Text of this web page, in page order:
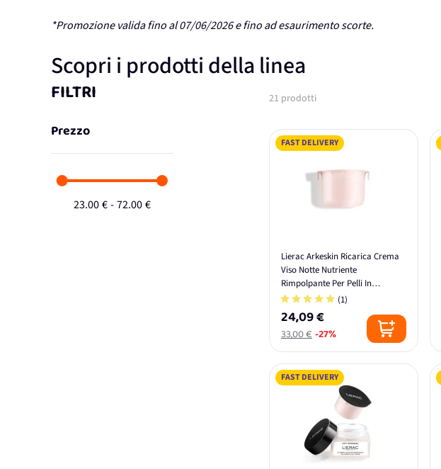
*Promozione valida fino al 07/06/2026 e fino ad esaurimento scorte.
Scopri i prodotti della linea
FILTRI
Prezzo
23.00€-72.00€
21 prodotti
FAST DELIVERY
Lierac Arkeskin Ricarica Crema
Viso Notte Nutriente
Rimpolpante Per Pelli In
Menopausa 50ml
(1)
24,09 €
33,00 €-27%
FAST DELIVERY